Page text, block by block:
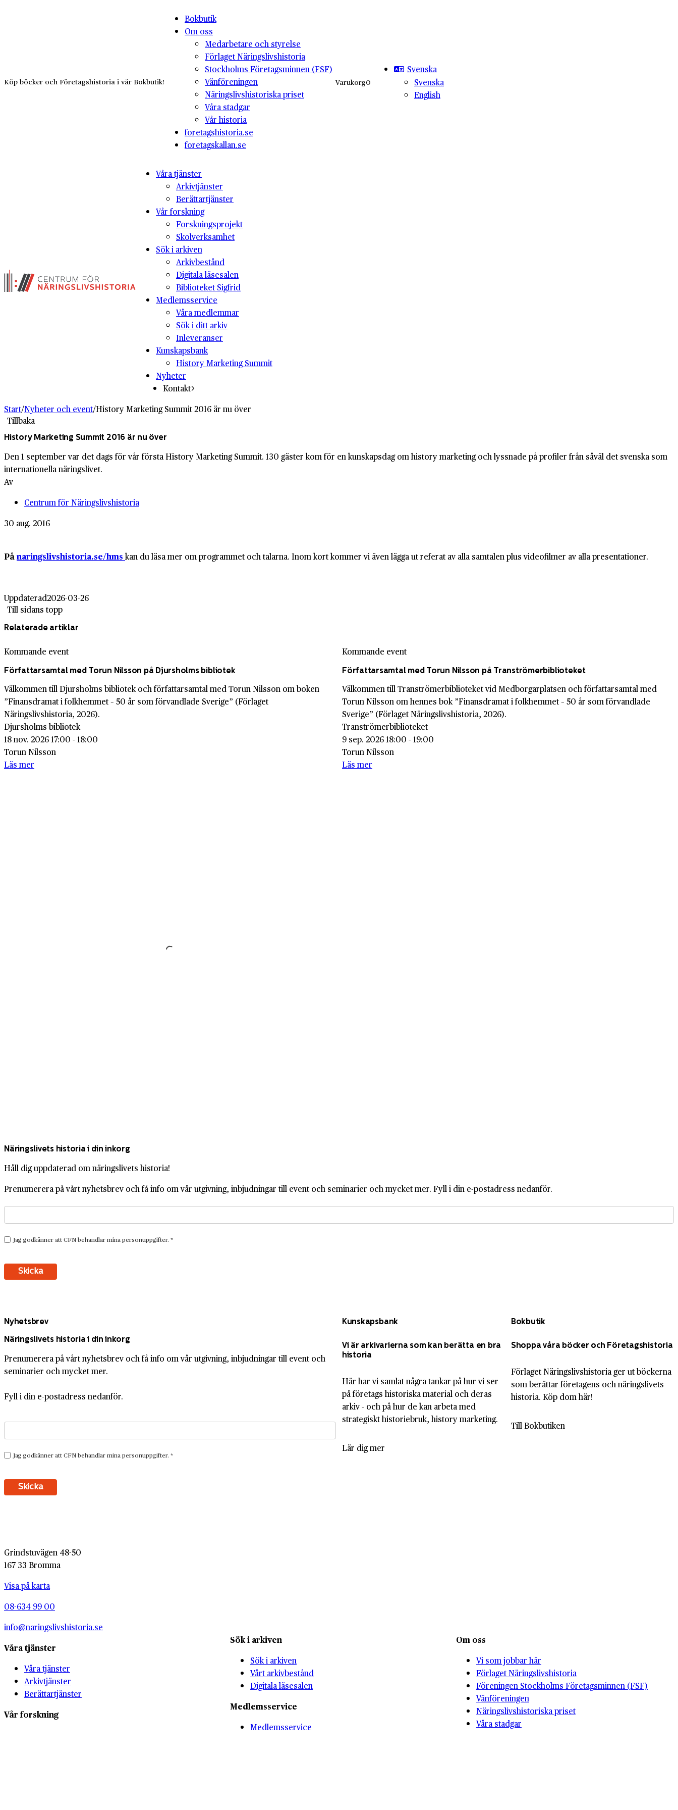
Köp böcker och Företagshistoria i vår Bokbutik!
Bokbutik
Om oss
Medarbetare och styrelse
Förlaget Näringslivshistoria
Stockholms Företagsminnen (FSF)
Vänföreningen
Näringslivshistoriska priset
Våra stadgar
Vår historia
foretagshistoria.se
foretagskallan.se
Varukorg0
Svenska
Svenska
English
Våra tjänster
Arkivtjänster
Berättartjänster
Vår forskning
Forskningsprojekt
Skolverksamhet
Sök i arkiven
Arkivbestånd
Digitala läsesalen
Biblioteket Sigfrid
Medlemsservice
Våra medlemmar
Sök i ditt arkiv
Inleveranser
Kunskapsbank
History Marketing Summit
Nyheter
Kontakt
Start/Nyheter och event/History Marketing Summit 2016 är nu över
Tillbaka
History Marketing Summit 2016 är nu över
Den 1 september var det dags för vår första History Marketing Summit. 130 gäster kom för en kunskapsdag om history marketing och lyssnade på profiler från såväl det svenska som
internationella näringslivet.
Av
Centrum för Näringslivshistoria
30 aug. 2016
Pånaringslivshistoria.se/hms kan du läsa mer om programmet och talarna. Inom kort kommer vi även lägga ut referat av alla samtalen plus videofilmer av alla presentationer.
Uppdaterad2026-03-26
Till sidans topp
Relaterade artiklar
Kommande event
Författarsamtal med Torun Nilsson på Djursholms bibliotek
Välkommen till Djursholms bibliotek och författarsamtal med Torun Nilsson om boken
”Finansdramat i folkhemmet – 50 år som förvandlade Sverige” (Förlaget
Näringslivshistoria, 2026).
Djursholms bibliotek
18 nov. 2026 17:00 - 18:00
Torun Nilsson
Läs mer
Kommande event
Författarsamtal med Torun Nilsson på Tranströmerbiblioteket
Välkommen till Tranströmerbiblioteket vid Medborgarplatsen och författarsamtal med
Torun Nilsson om hennes bok ”Finansdramat i folkhemmet – 50 år som förvandlade
Sverige” (Förlaget Näringslivshistoria, 2026).
Tranströmerbiblioteket
9 sep. 2026 18:00 - 19:00
Torun Nilsson
Läs mer
Näringslivets historia i din inkorg
Håll dig uppdaterad om näringslivets historia!
Prenumerera på vårt nyhetsbrev och få info om vår utgivning, inbjudningar till event och seminarier och mycket mer. Fyll i din e-postadress nedanför.
Nyhetsbrev
Näringslivets historia i din inkorg
Prenumerera på vårt nyhetsbrev och få info om vår utgivning, inbjudningar till event och
seminarier och mycket mer.
Fyll i din e-postadress nedanför.
Kunskapsbank
Vi är arkivarierna som kan berätta en bra
historia
Här har vi samlat några tankar på hur vi ser
på företags historiska material och deras
arkiv - och på hur de kan arbeta med
strategiskt historiebruk, history marketing.
Lär dig mer
Bokbutik
Shoppa våra böcker och Företagshistoria
Förlaget Näringslivshistoria ger ut böckerna
som berättar företagens och näringslivets
historia. Köp dom här!
Till Bokbutiken
Grindstuvägen 48-50
167 33 Bromma
Visa på karta
08-634 99 00
info@naringslivshistoria.se
Våra tjänster
Våra tjänster
Arkivtjänster
Berättartjänster
Vår forskning
Sök i arkiven
Sök i arkiven
Vårt arkivbestånd
Digitala läsesalen
Medlemsservice
Medlemsservice
Om oss
Vi som jobbar här
Förlaget Näringslivshistoria
Föreningen Stockholms Företagsminnen (FSF)
Vänföreningen
Näringslivshistoriska priset
Våra stadgar